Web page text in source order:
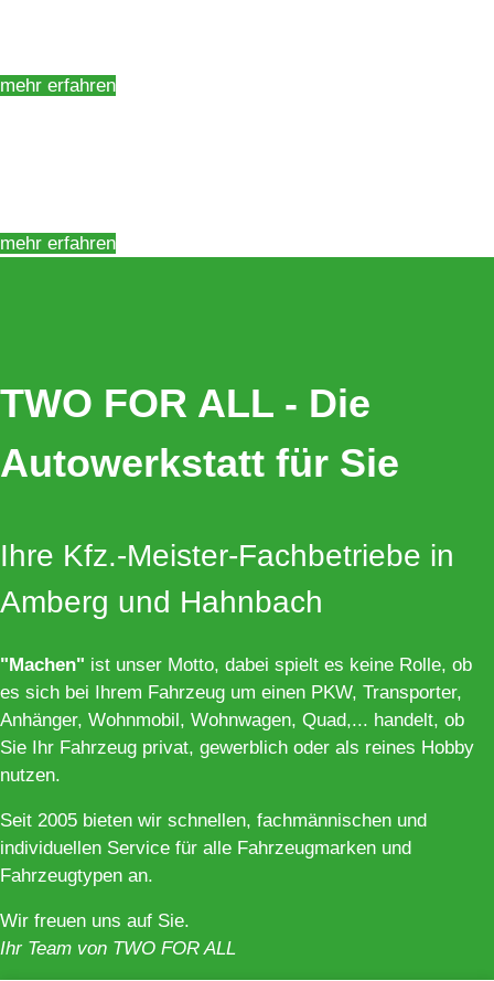
mehr erfahren
mehr erfahren
TWO FOR ALL - Die
Autowerkstatt für Sie
Ihre Kfz.-Meister-Fachbetriebe in
Amberg und Hahnbach
"Machen" ist unser Motto, dabei spielt es keine Rolle, ob
es sich bei Ihrem Fahrzeug um einen PKW, Transporter,
Anhänger, Wohnmobil, Wohnwagen, Quad,... handelt, ob
Sie Ihr Fahrzeug privat, gewerblich oder als reines Hobby
nutzen.
Seit 2005 bieten wir schnellen, fachmännischen und
individuellen Service für alle Fahrzeugmarken und
Fahrzeugtypen an.
Wir freuen uns auf Sie.
Ihr Team von TWO FOR ALL